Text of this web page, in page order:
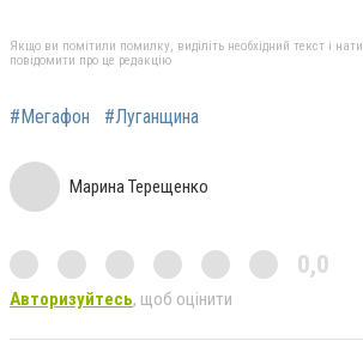
Якщо ви помітили помилку, виділіть необхідний текст і
повідомити про це редакцію
#Мегафон #Луганщина
Марина Терещенко
0,0
Авторизуйтесь, щоб оцінити